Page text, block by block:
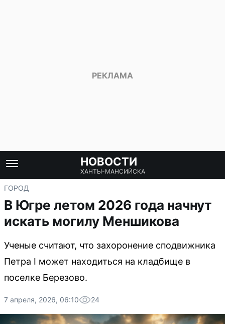
НОВОСТИ
ХАНТЫ-МАНСИЙСКА
ГОРОД
В Югре летом 2026 года начнут
искать могилу Меншикова
Ученые считают, что захоронение сподвижника
Петра I может находиться на кладбище в
поселке Березово.
7 апреля, 2026, 06:10 24